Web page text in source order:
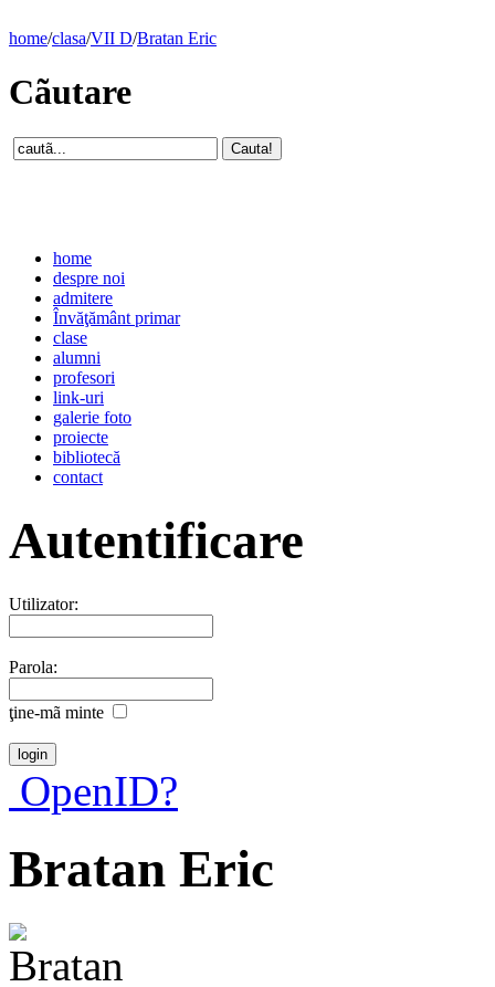
home/clasa/VII D/Bratan Eric
Cãutare
home
despre noi
admitere
Învăţământ primar
clase
alumni
profesori
link-uri
galerie foto
proiecte
bibliotecă
contact
Autentificare
Utilizator:
Parola:
ţine-mã minte
OpenID?
Bratan Eric